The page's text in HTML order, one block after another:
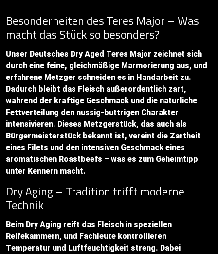
Besonderheiten des Teres Major – Was
macht das Stück so besonders?
Unser Deutsches Dry Aged Teres Major zeichnet sich
durch eine feine, gleichmäßige Marmorierung aus, und
erfahrene Metzger schneiden es in Handarbeit zu.
Dadurch bleibt das Fleisch außerordentlich zart,
während der kräftige Geschmack und die natürliche
Fettverteilung den nussig-buttrigen Charakter
intensivieren. Dieses Metzgerstück, das auch als
Bürgermeisterstück bekannt ist, vereint die Zartheit
eines Filets und den intensiven Geschmack eines
aromatischen Roastbeefs – was es zum Geheimtipp
unter Kennern macht.
Dry Aging – Tradition trifft moderne
Technik
Beim Dry Aging reift das Fleisch in speziellen
Reifekammern, und Fachleute kontrollieren
Temperatur und Luftfeuchtigkeit streng. Dabei